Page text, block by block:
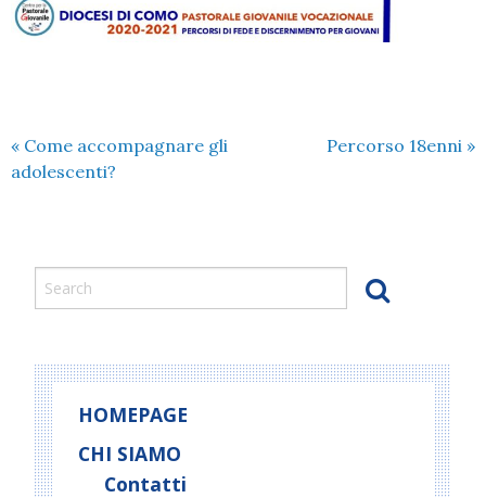
« Come accompagnare gli
adolescenti?
Percorso 18enni »
HOMEPAGE
CHI SIAMO
Contatti